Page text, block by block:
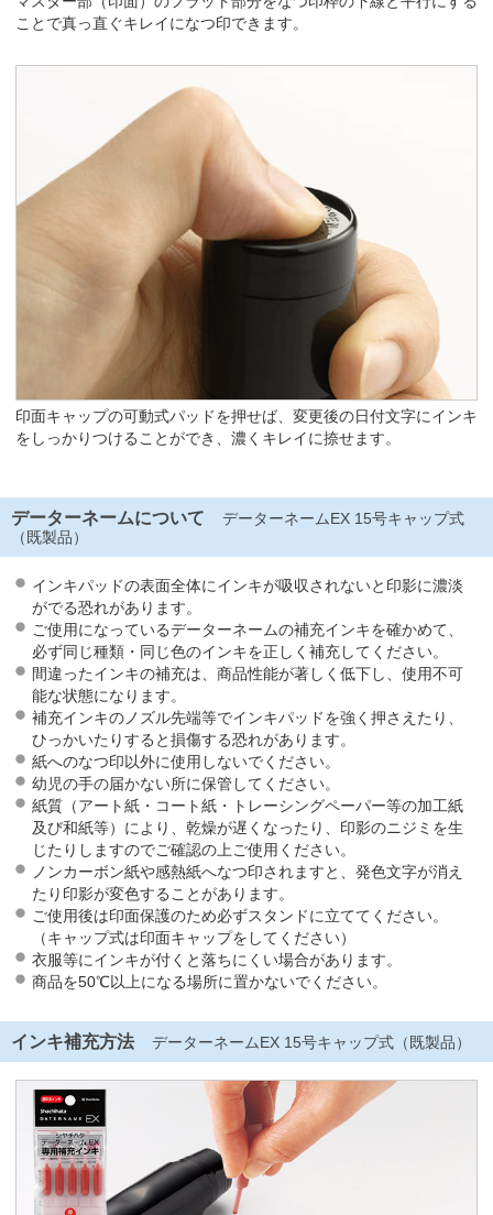
ことで真っ直ぐキレイになつ印できます。
印面キャップの可動式パッドを押せば、変更後の日付文字にインキ
をしっかりつけることができ、濃くキレイに捺せます。
データーネームについて データーネームEX 15号キャップ式
（既製品）
インキパッドの表面全体にインキが吸収されないと印影に濃淡
がでる恐れがあります。
ご使用になっているデーターネームの補充インキを確かめて、
必ず同じ種類・同じ色のインキを正しく補充してください。
間違ったインキの補充は、商品性能が著しく低下し、使用不可
能な状態になります。
補充インキのノズル先端等でインキパッドを強く押さえたり、
ひっかいたりすると損傷する恐れがあります。
紙へのなつ印以外に使用しないでください。
幼児の手の届かない所に保管してください。
紙質（アート紙・コート紙・トレーシングペーパー等の加工紙
及び和紙等）により、乾燥が遅くなったり、印影のニジミを生
じたりしますのでご確認の上ご使用ください。
ノンカーボン紙や感熱紙へなつ印されますと、発色文字が消え
たり印影が変色することがあります。
ご使用後は印面保護のため必ずスタンドに立ててください。
（キャップ式は印面キャップをしてください）
衣服等にインキが付くと落ちにくい場合があります。
商品を50℃以上になる場所に置かないでください。
インキ補充方法 データーネームEX 15号キャップ式（既製品）